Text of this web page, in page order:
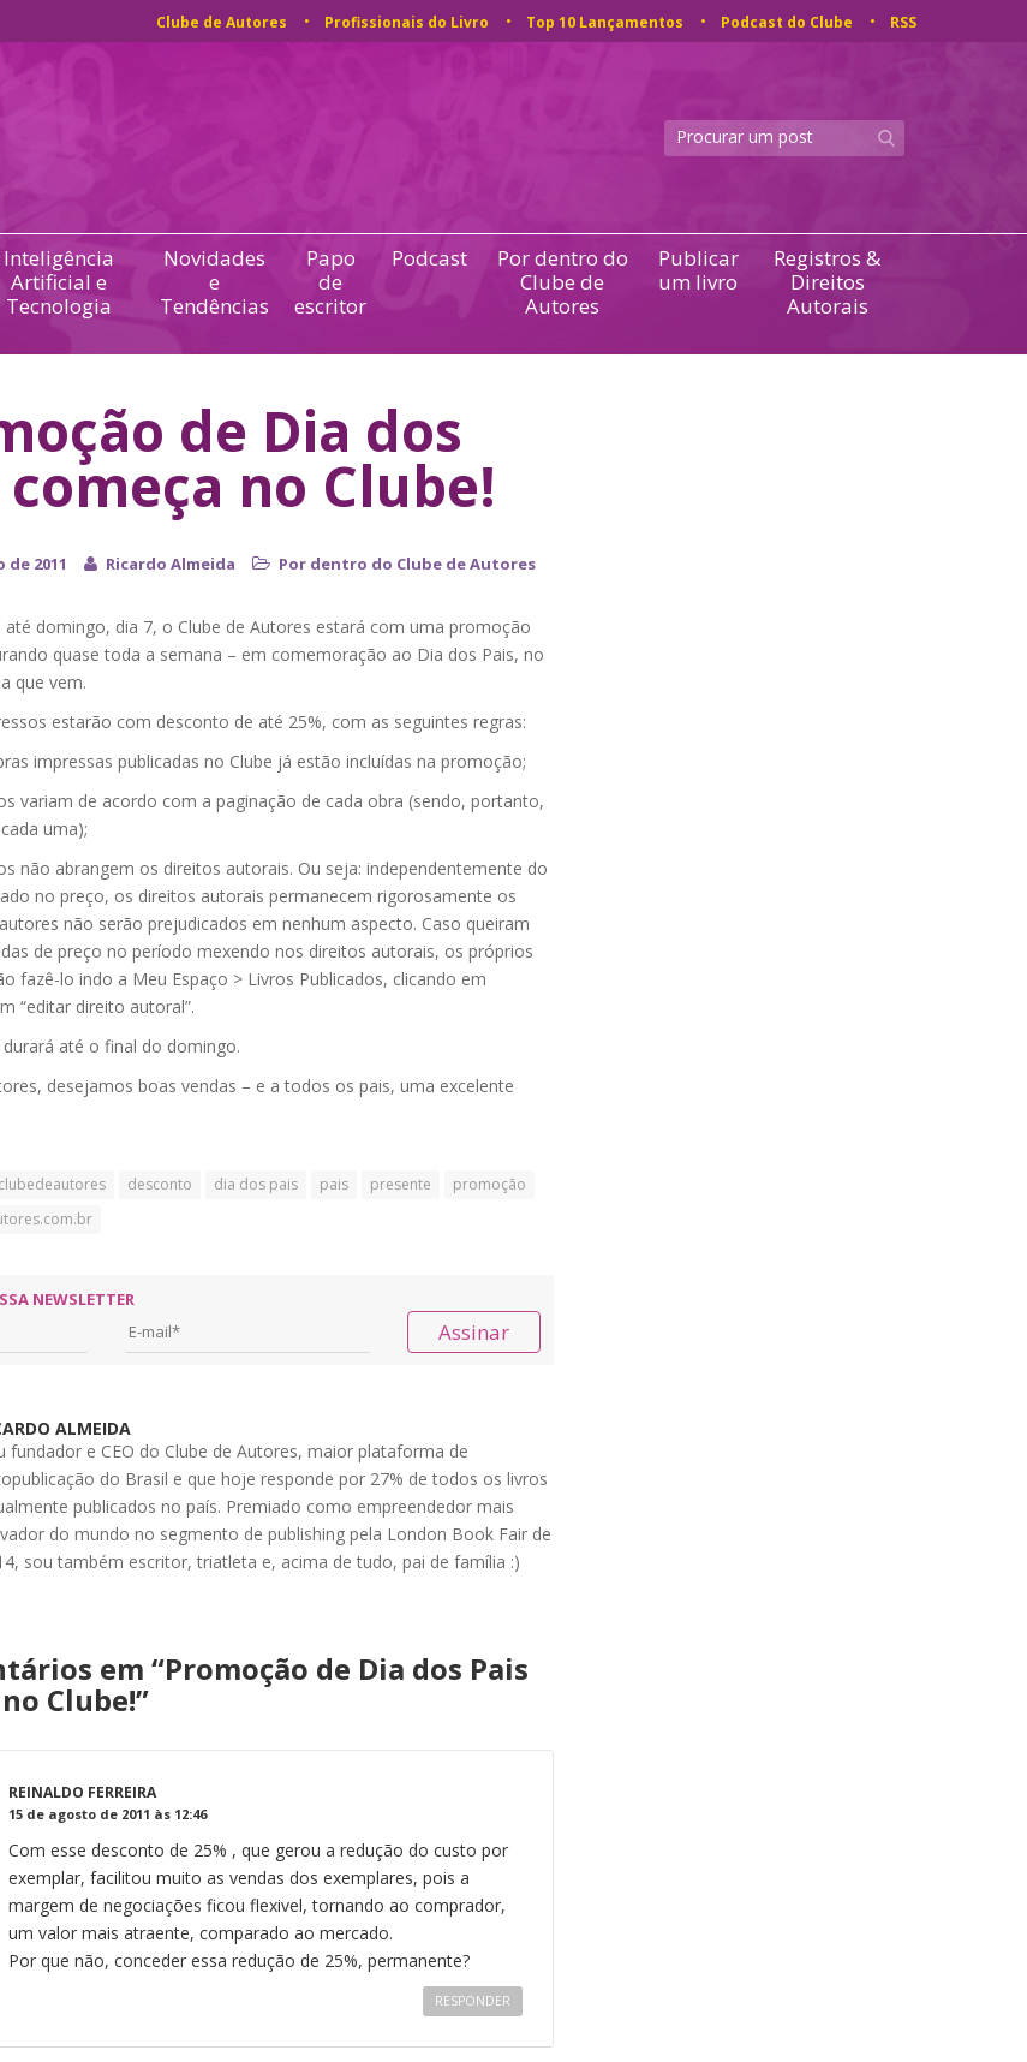
Clube de Autores Profissionais do Livro Top 10 Lançamentos Podcast do Clube RSS
Inteligência
Artificial e
Tecnologia
Novidades
e
Tendências
Papo
de
escritor
Podcast
Por dentro do
Clube de
Autores
Publicar
um livro
Registros &
Direitos
Autorais
de Dia dos
começa no Clube!
2011 Ricardo Almeida Por dentro do Clube de Autores
até domingo, dia 7, o Clube de Autores estará com uma promoção
quase toda a semana – em comemoração ao Dia dos Pais, no
que vem.
estarão com desconto de até 25%, com as seguintes regras:
impressas publicadas no Clube já estão incluídas na promoção;
variam de acordo com a paginação de cada obra (sendo, portanto,
uma);
não abrangem os direitos autorais. Ou seja: independentemente do
no preço, os direitos autorais permanecem rigorosamente os
não serão prejudicados em nenhum aspecto. Caso queiram
de preço no período mexendo nos direitos autorais, os próprios
fazê-lo indo a Meu Espaço > Livros Publicados, clicando em
“editar direito autoral”.
até o final do domingo.
desejamos boas vendas – e a todos os pais, uma excelente
clubedeautores desconto dia dos pais pais presente
promoção
NEWSLETTER
Assinar
ALMEIDA
fundador e CEO do Clube de Autores, maior plataforma de
do Brasil e que hoje responde por 27% de todos os livros
publicados no país. Premiado como empreendedor mais
do mundo no segmento de publishing pela London Book Fair de
sou também escritor, triatleta e, acima de tudo, pai de família :)
em “Promoção de Dia dos Pais
Clube!”
REINALDO FERREIRA
15 de agosto de 2011 às 12:46
Com esse desconto de 25% , que gerou a redução do custo por
exemplar, facilitou muito as vendas dos exemplares, pois a
margem de negociações ficou flexivel, tornando ao comprador,
um valor mais atraente, comparado ao mercado.
Por que não, conceder essa redução de 25%, permanente?
RESPONDER